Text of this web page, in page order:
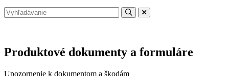
Produktové dokumenty a formuláre
Upozornenie k dokumentom a škodám